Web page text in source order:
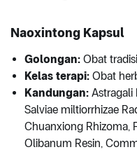
Naoxintong Kapsul
Golongan: Obat
Kelas terapi: Obat
Kandungan: Astragali
Salviae miltiorrhizae
Chuanxiong Rhizoma,
Olibanum Resin,